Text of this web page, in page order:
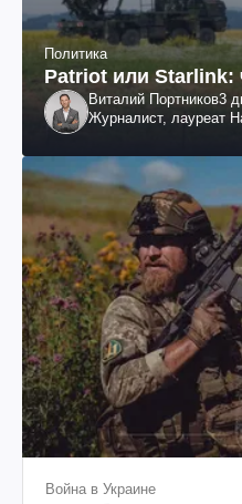
Политика
Patriot или Starlink:
Виталий Портников3
Журналист, лауреат
Война в Украине